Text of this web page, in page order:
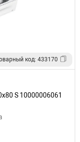
код: 433170
S 10000006061